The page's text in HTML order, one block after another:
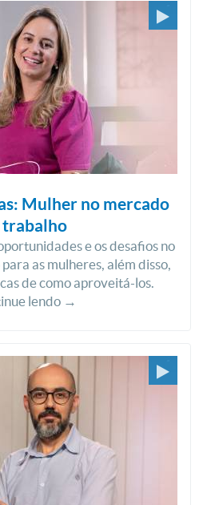
Mulher no mercado
trabalho
e os desafios no
as mulheres, além disso,
de como aproveitá-los.
lendo →